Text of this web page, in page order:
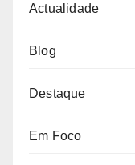
Actualidade
Blog
Destaque
Em Foco